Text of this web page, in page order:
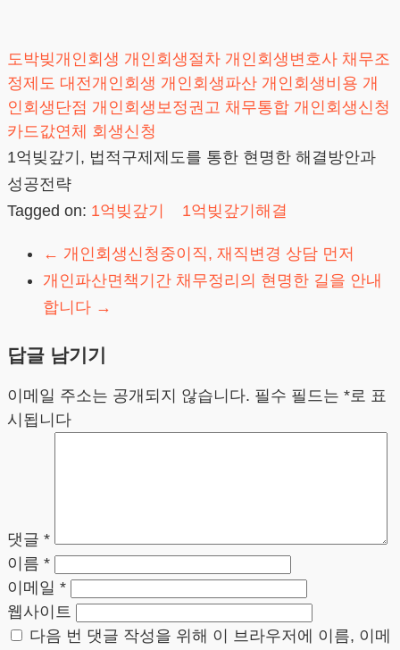
도박빚개인회생 개인회생절차 개인회생변호사 채무조
정제도 대전개인회생 개인회생파산 개인회생비용 개
인회생단점 개인회생보정권고 채무통합 개인회생신청
카드값연체
회생신청
1억빚갚기, 법적구제제도를 통한 현명한 해결방안과
성공전략
Tagged on: 1억빚갚기 1억빚갚기해결
← 개인회생신청중이직, 재직변경 상담 먼저
개인파산면책기간 채무정리의 현명한 길을 안내
합니다 →
답글 남기기
이메일 주소는 공개되지 않습니다. 필수 필드는 *로 표
시됩니다
댓글 *
이름 *
이메일 *
웹사이트
다음 번 댓글 작성을 위해 이 브라우저에 이름, 이메